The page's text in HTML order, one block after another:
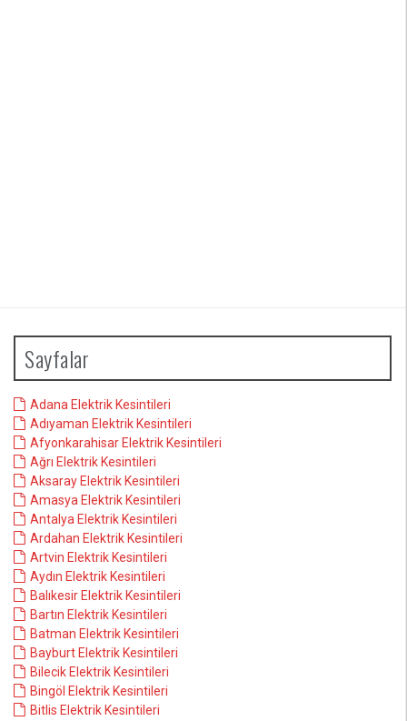
Sayfalar
Adana Elektrik Kesintileri
Adıyaman Elektrik Kesintileri
Afyonkarahisar Elektrik Kesintileri
Ağrı Elektrik Kesintileri
Aksaray Elektrik Kesintileri
Amasya Elektrik Kesintileri
Antalya Elektrik Kesintileri
Ardahan Elektrik Kesintileri
Artvin Elektrik Kesintileri
Aydın Elektrik Kesintileri
Balıkesir Elektrik Kesintileri
Bartın Elektrik Kesintileri
Batman Elektrik Kesintileri
Bayburt Elektrik Kesintileri
Bilecik Elektrik Kesintileri
Bingöl Elektrik Kesintileri
Bitlis Elektrik Kesintileri